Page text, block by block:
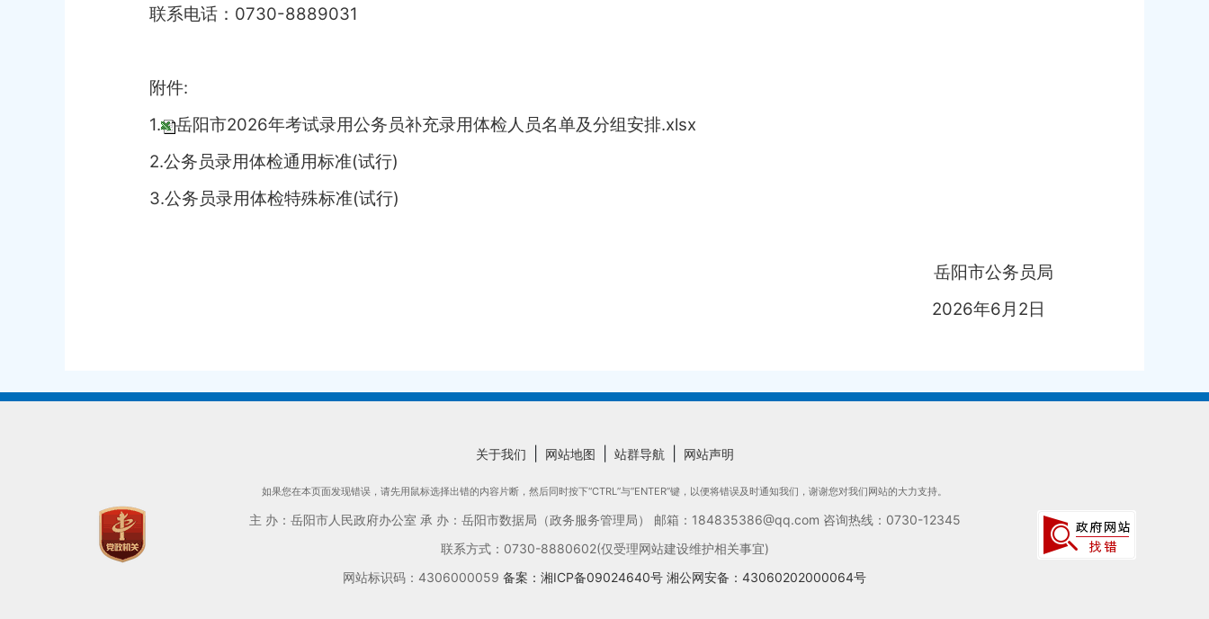
联系电话： 0730-8889031
附件:
1.
岳阳市2026年考试录用公务员补充录用体检人员名单及分组安排.xlsx
2.公务员录用体检通用标准(试行)
3.公务员录用体检特殊标准(试行)
岳阳市公务员局
2026年6月 2日
关于我们 网站地图 站群导航 网站声明
如果您在本页面发现错误，请先用鼠标选择出错的内容片断，然后同时按下“CTRL”与“ENTER”键，以便将错误及时通知我们，谢谢您对我们网站的大力支持。
主 办：岳阳市人民政府办公室 承 办：岳阳市数据局（政务服务管理局） 邮箱：184835386@qq.com 咨询热线：0730-12345
联系方式：0730-8880602(仅受理网站建设维护相关事宜)
网站标识码：4306000059 备案：湘ICP备09024640号 湘公网安备：43060202000064号